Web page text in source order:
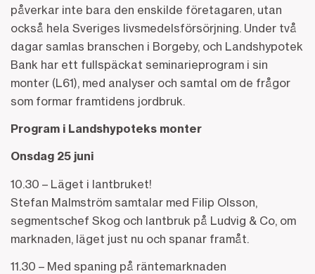
påverkar inte bara den enskilde företagaren, utan
också hela Sveriges livsmedelsförsörjning. Under två
dagar samlas branschen i Borgeby, och Landshypotek
Bank har ett fullspäckat seminarieprogram i sin
monter (L61), med analyser och samtal om de frågor
som formar framtidens jordbruk.
Program i Landshypoteks monter
Onsdag 25 juni
10.30 – Läget i lantbruket!
Stefan Malmström samtalar med Filip Olsson,
segmentschef Skog och lantbruk på Ludvig & Co, om
marknaden, läget just nu och spanar framåt.
11.30 – Med spaning på räntemarknaden